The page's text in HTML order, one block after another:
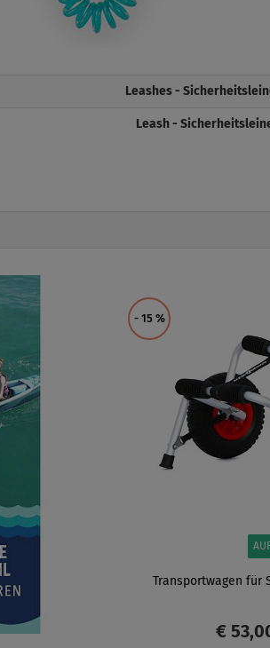
Leashes -
Leash -
- 15 %
Transportwagen für
€